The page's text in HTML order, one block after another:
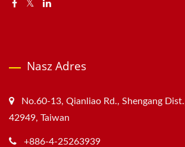
Nasz Adres
No.60-13, Qianliao Rd., Shengang
42949, Taiwan
+886-4-25263939